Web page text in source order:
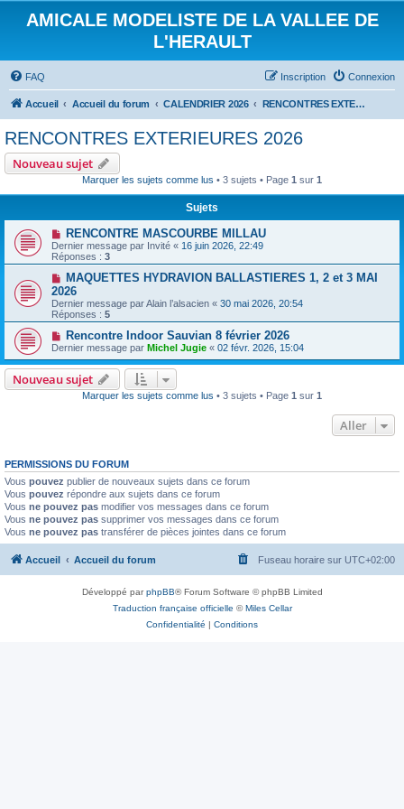
AMICALE MODELISTE DE LA VALLEE DE
L'HERAULT
FAQ Connexion
Inscription
Accueil Accueil du forum CALENDRIER 2026 RENCONTRES EXTERIEURES 2026
RENCONTRES EXTERIEURES 2026
Nouveau sujet
Marquer les sujets comme lus • 3 sujets • Page 1 sur 1
Sujets
RENCONTRE MASCOURBE MILLAU
Dernier message par Invité « 16 juin 2026, 22:49
Réponses : 3
MAQUETTES HYDRAVION BALLASTIERES 1, 2 et 3 MAI
2026
Dernier message parAlain l’alsacien « 30 mai 2026, 20:54
Réponses : 5
Rencontre Indoor Sauvian 8 février 2026
Dernier message par Michel Jugie « 02 févr. 2026, 15:04
Nouveau sujet
Marquer les sujets comme lus • 3 sujets • Page 1 sur 1
Aller
PERMISSIONS DU FORUM
Vous pouvez publier de nouveaux sujets dans ce forum
Vous pouvez répondre aux sujets dans ce forum
Vous ne pouvez pas modifier vos messages dans ce forum
Vous ne pouvez pas supprimer vos messages dans ce forum
Vous ne pouvez pas transférer de pièces jointes dans ce forum
Accueil Accueil du forum Fuseau horaire sur UTC+02:00
Développé parphpBB® Forum Software © phpBB Limited
Traduction française officielle ©Miles Cellar
Confidentialité | Conditions